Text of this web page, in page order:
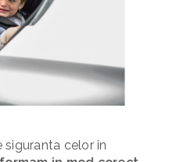
siguranta celor in